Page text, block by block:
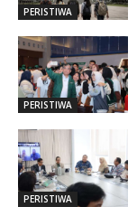
PERISTIWA
PERISTIWA
PERISTIWA